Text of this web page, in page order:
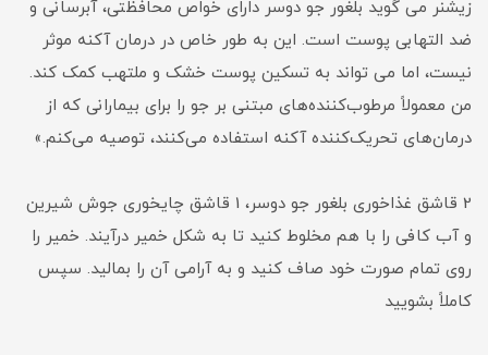
زیشنر می گوید بلغور جو دوسر دارای خواص محافظتی، آبرسانی و
ضد التهابی پوست است. این به طور خاص در درمان آکنه موثر
نیست، اما می تواند به تسکین پوست خشک و ملتهب کمک کند.
من معمولاً مرطوب‌کننده‌های مبتنی بر جو را برای بیمارانی که از
درمان‌های تحریک‌کننده آکنه استفاده می‌کنند، توصیه می‌کنم.»
2 قاشق غذاخوری بلغور جو دوسر، 1 قاشق چایخوری جوش شیرین
و آب کافی را با هم مخلوط کنید تا به شکل خمیر درآیند. خمیر را
روی تمام صورت خود صاف کنید و به آرامی آن را بمالید. سپس
کاملاً بشویید